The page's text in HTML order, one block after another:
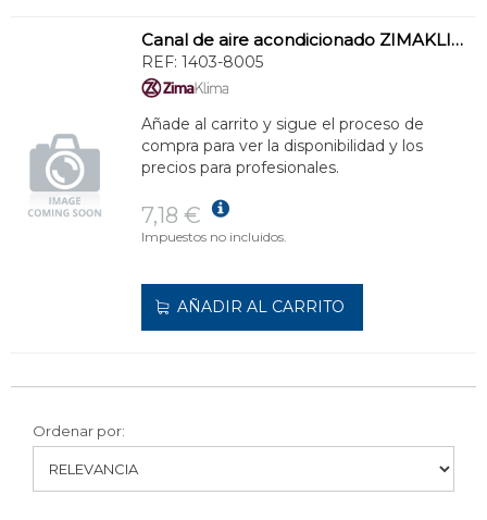
Canal de aire acondicionado ZIMAKLIMA 1403-8005 ancha para sistemas múltiples
REF: 1403-8005
Añade al carrito y sigue el proceso de
compra para ver la disponibilidad y los
precios para profesionales.
7,18 €
Impuestos no incluidos.
AÑADIR AL CARRITO
Ordenar por: